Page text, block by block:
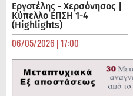
Εργοτέλης - Χερσόνησος |
Κύπελλο ΕΠΣΗ 1-4
(Highlights)
06/05/2026 | 17:00